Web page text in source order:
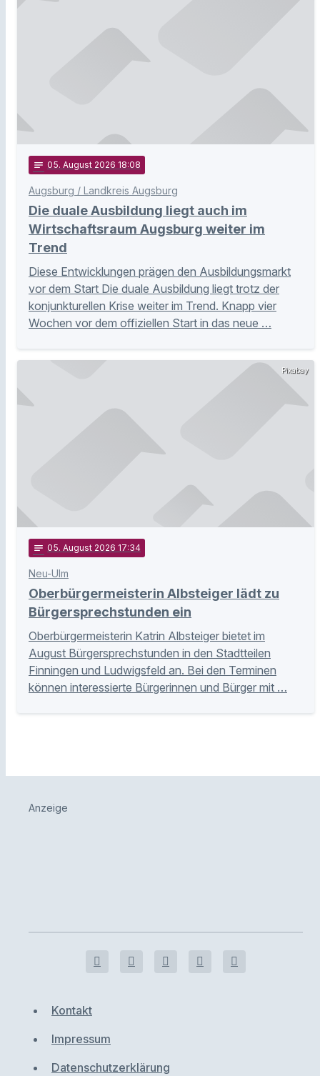
notes 05. August 2026 18:08
Augsburg / Landkreis Augsburg
Die duale Ausbildung liegt auch im
Wirtschaftsraum Augsburg weiter im
Trend
Diese Entwicklungen prägen den Ausbildungsmarkt
vor dem Start Die duale Ausbildung liegt trotz der
konjunkturellen Krise weiter im Trend. Knapp vier
Wochen vor dem offiziellen Start in das neue …
Pixabay
notes 05. August 2026 17:34
Neu-Ulm
Oberbürgermeisterin Albsteiger lädt zu
Bürgersprechstunden ein
Oberbürgermeisterin Katrin Albsteiger bietet im
August Bürgersprechstunden in den Stadtteilen
Finningen und Ludwigsfeld an. Bei den Terminen
können interessierte Bürgerinnen und Bürger mit …
Anzeige
Kontakt
Impressum
Datenschutzerklärung